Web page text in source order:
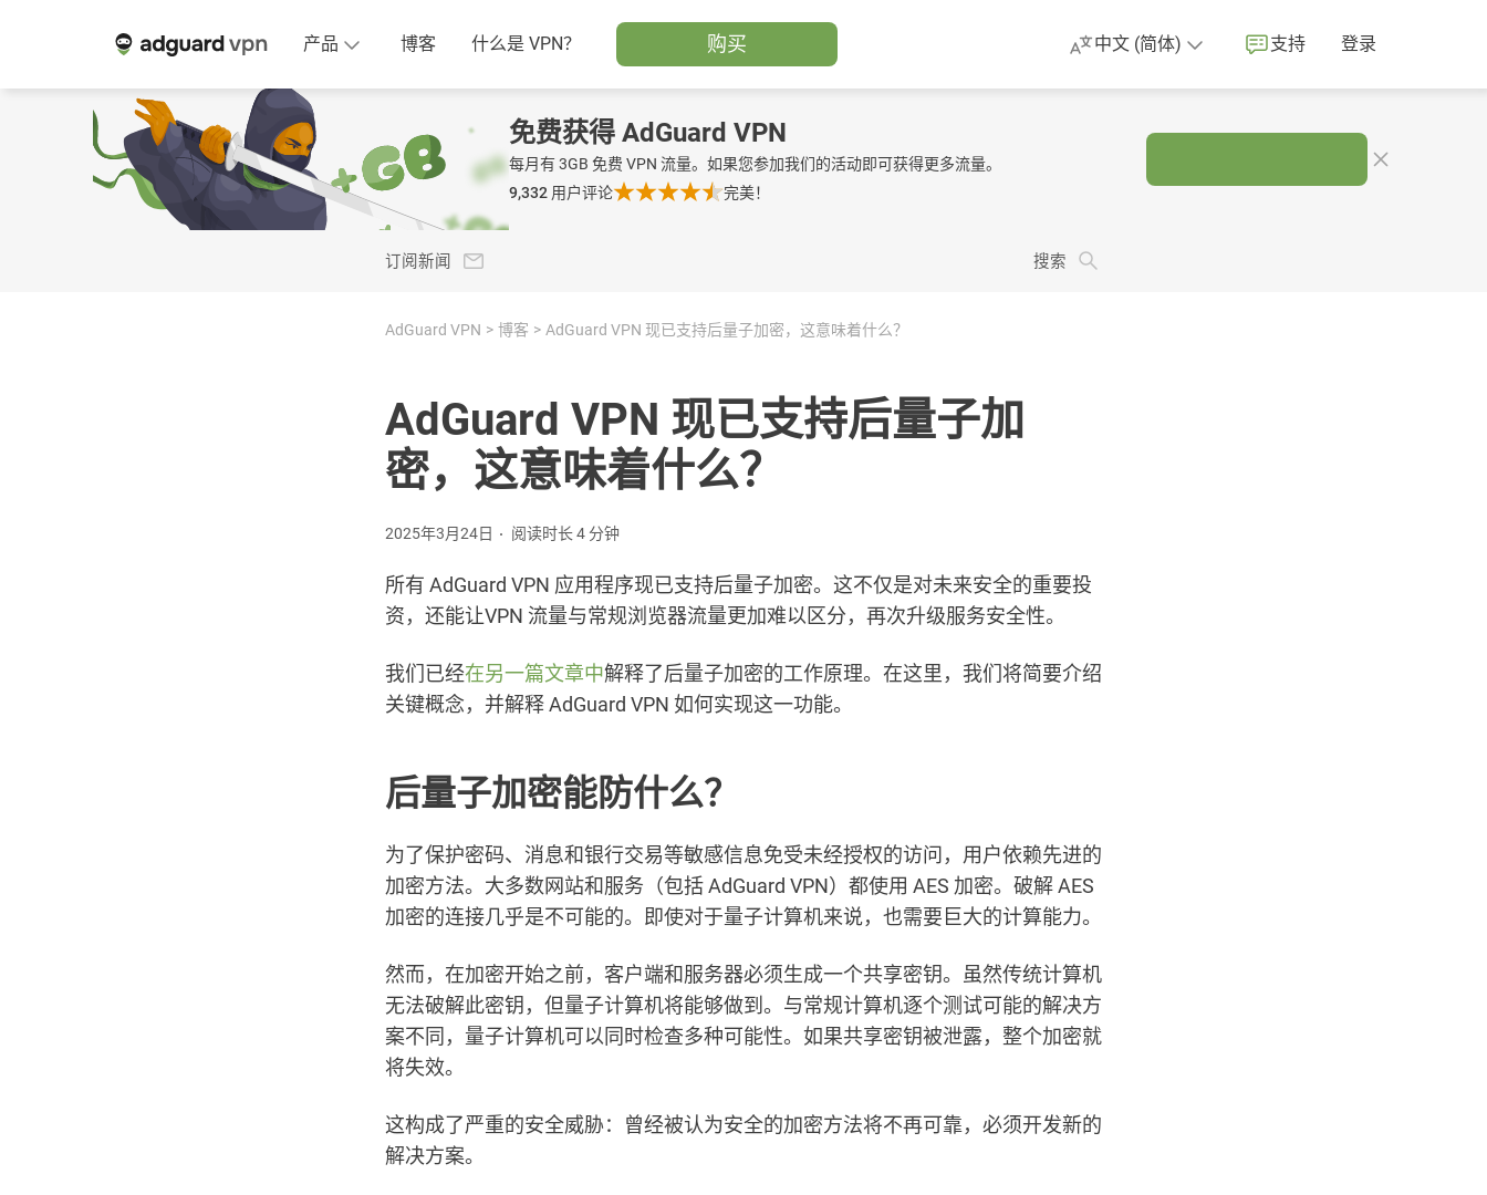
产品 博客 什么是 VPN？ 购买 中文 (简体) 支持 登录
免费获得 AdGuard VPN
每月有 3GB 免费 VPN 流量。如果您参加我们的活动即可获得更多流量。
9,332 用户评论 完美！
订阅新闻 搜索
AdGuard VPN 博客 AdGuard VPN 现已支持后量子加密，这意味着什么？
AdGuard VPN 现已支持后量子加
密，这意味着什么？
2025年3月24日 阅读时长 4 分钟
所有 AdGuard VPN 应用程序现已支持后量子加密。这不仅是对未来安全的重要投
资，还能让VPN 流量与常规浏览器流量更加难以区分，再次升级服务安全性。
我们已经在另一篇文章中解释了后量子加密的工作原理。在这里，我们将简要介绍
关键概念，并解释 AdGuard VPN 如何实现这一功能。
后量子加密能防什么？
为了保护密码、消息和银行交易等敏感信息免受未经授权的访问，用户依赖先进的
加密方法。大多数网站和服务（包括 AdGuard VPN）都使用 AES 加密。破解 AES
加密的连接几乎是不可能的。即使对于量子计算机来说，也需要巨大的计算能力。
然而，在加密开始之前，客户端和服务器必须生成一个共享密钥。虽然传统计算机
无法破解此密钥，但量子计算机将能够做到。与常规计算机逐个测试可能的解决方
案不同，量子计算机可以同时检查多种可能性。如果共享密钥被泄露，整个加密就
将失效。
这构成了严重的安全威胁：曾经被认为安全的加密方法将不再可靠，必须开发新的
解决方案。